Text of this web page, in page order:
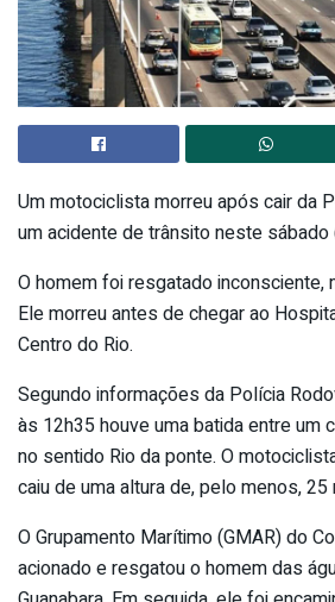
Um motociclista morreu após cair da
um acidente de trânsito neste sábado
O homem foi resgatado inconsciente,
Ele morreu antes de chegar ao
Centro do Rio.
Segundo informações da Polícia
às 12h35 houve uma batida entre um
no sentido Rio da ponte. O
caiu de uma altura de, pelo menos, 25
O Grupamento Marítimo (GMAR) do
acionado e resgatou o homem das